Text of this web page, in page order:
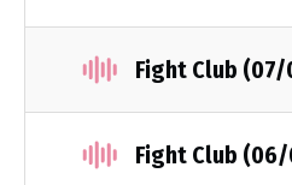
Fight Club
Fight Club